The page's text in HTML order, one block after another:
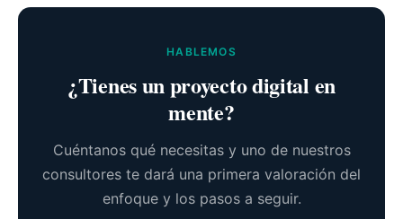
HABLEMOS
¿Tienes un proyecto digital en
mente?
Cuéntanos qué necesitas y uno de nuestros
consultores te dará una primera valoración del
enfoque y los pasos a seguir.